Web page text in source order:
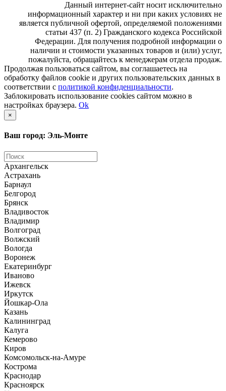
Данный интернет-сайт носит исключительно
информационный характер и ни при каких условиях не
является публичной офертой, определяемой положениями
статьи 437 (п. 2) Гражданского кодекса Российской
Федерации. Для получения подробной информации о
наличии и стоимости указанных товаров и (или) услуг,
пожалуйста, обращайтесь к менеджерам отдела продаж.
Продолжая пользоваться сайтом, вы соглашаетесь на
обработку файлов cookie и других пользовательских данных в
соответствии с политикой конфиденциальности.
Заблокировать использование cookies сайтом можно в
настройках браузера. Ok
×
Ваш город: Эль-Монте
Архангельск
Астрахань
Барнаул
Белгород
Брянск
Владивосток
Владимир
Волгоград
Волжский
Вологда
Воронеж
Екатеринбург
Иваново
Ижевск
Иркутск
Йошкар-Ола
Казань
Калининград
Калуга
Кемерово
Киров
Комсомольск-на-Амуре
Кострома
Краснодар
Красноярск